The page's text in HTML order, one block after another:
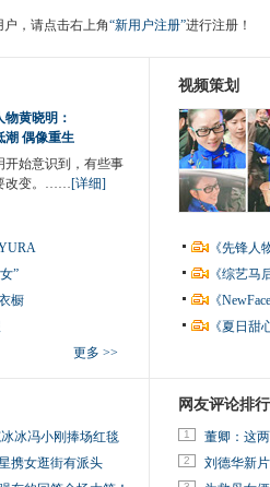
，请点击右上角“新用户注册”进行注册！
物黄晓明：
潮 偶像重生
开始意识到，有些事
改变。……[详细]
”
橱
更多 >>
视频策划
《先锋
《综艺
《
《夏日
冰冯小刚捧场红毯
携女逛街有派头
网友评论排行
1 董卿：这
2 刘德华新